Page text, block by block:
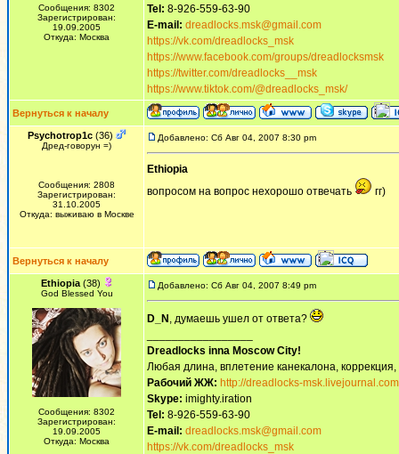
Сообщения: 8302
Зарегистрирован:
19.09.2005
Откуда: Москва
Tel: 8-926-559-63-90
E-mail: dreadlocks.msk@gmail.com
https://vk.com/dreadlocks_msk
https://www.facebook.com/groups/dreadlocksmsk
https://twitter.com/dreadlocks__msk
https://www.tiktok.com/@dreadlocks_msk/
Вернуться к началу
Psychotrop1c (36)
Дред-говорун =)
Сообщения: 2808
Зарегистрирован:
31.10.2005
Откуда: выживаю в Москве
Добавлено: Сб Авг 04, 2007 8:30 pm
Ethiopia
вопросом на вопрос нехорошо отвечать
гг)
Вернуться к началу
Ethiopia(38)
God Blessed You
Сообщения: 8302
Зарегистрирован:
19.09.2005
Откуда: Москва
Добавлено: Сб Авг 04, 2007 8:49 pm
D_N , думаешь ушел от ответа?
Dreadlocks inna Moscow Сity!
Любая длина, вплетение канекалона,
Рабочий ЖЖ: http://dreadlocks-
Skype: imighty.iration
Tel: 8-926-559-63-90
E-mail: dreadlocks.msk@gmail.com
https://vk.com/dreadlocks_msk